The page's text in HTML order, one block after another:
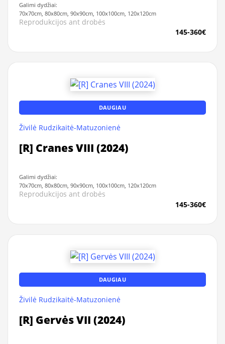
Galimi dydžiai:
70x70cm, 80x80cm, 90x90cm, 100x100cm, 120x120cm
Reprodukcijos ant drobės
145-360€
DAUGIAU
Živilė Rudzikaitė-Matuzonienė
[R] Cranes VIII (2024)
Galimi dydžiai:
70x70cm, 80x80cm, 90x90cm, 100x100cm, 120x120cm
Reprodukcijos ant drobės
145-360€
DAUGIAU
Živilė Rudzikaitė-Matuzonienė
[R] Gervės VII (2024)